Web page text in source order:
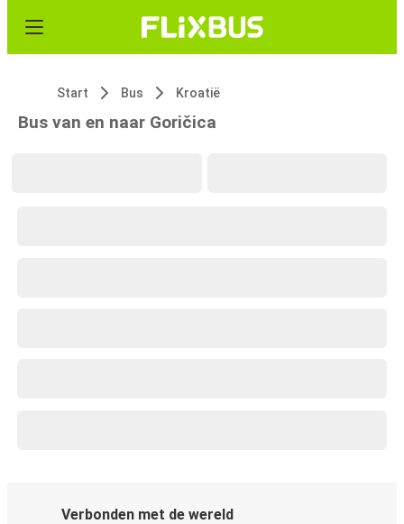
Start Bus Kroatië
Bus van en naar Goričica
Verbonden met de wereld